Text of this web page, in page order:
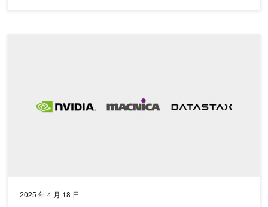
2025 年 4 月 18 日